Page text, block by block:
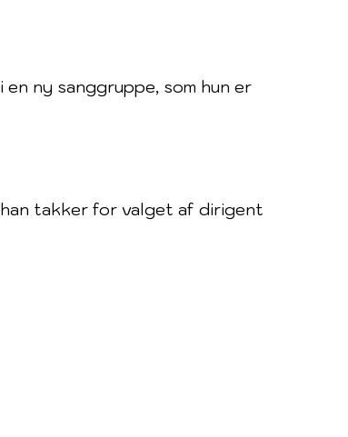
ny sanggruppe, som hun er
takker for valget af dirigent